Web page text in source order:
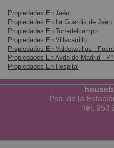
Propiedades En Jaén
Propiedades En La Guardia de Jaén
Propiedades En Torredelcampo
Propiedades En Villacarrillo
Propiedades En Valdeastillas -
Propiedades En Avda de Madrid -
Propiedades En Hospital
Pso. de la
Tel. 953